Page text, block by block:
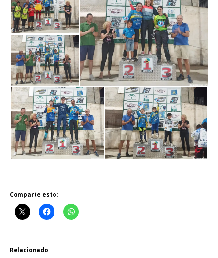
Comparte esto:
Relacionado